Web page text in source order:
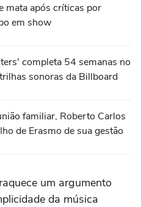
mata após críticas por
em show
completa 54 semanas no
sonoras da Billboard
familiar, Roberto Carlos
de Erasmo de sua gestão
um argumento
da música